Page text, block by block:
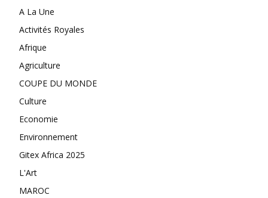
A La Une
Activités Royales
Afrique
Agriculture
COUPE DU MONDE
Culture
Economie
Environnement
Gitex Africa 2025
L'Art
MAROC